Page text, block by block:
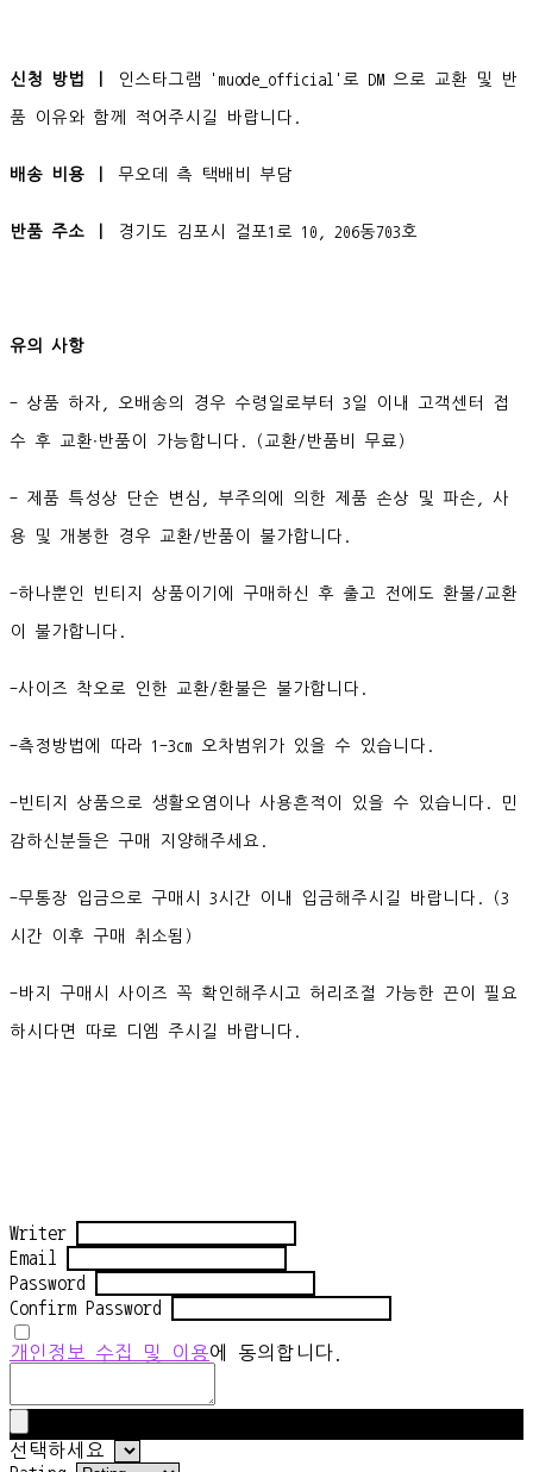
신청 방법 ㅣ 인스타그램 'muode_official'로 DM 으로 교환 및 반
품 이유와 함께 적어주시길 바랍니다.
배송 비용 ㅣ 무오데 측 택배비 부담
반품 주소 ㅣ 경기도 김포시 걸포1로 10, 206동703호
유의 사항
- 상품 하자, 오배송의 경우 수령일로부터 3일 이내 고객센터 접
수 후 교환∙반품이 가능합니다. (교환/반품비 무료)
- 제품 특성상 단순 변심, 부주의에 의한 제품 손상 및 파손, 사
용 및 개봉한 경우 교환/반품이 불가합니다.
-하나뿐인 빈티지 상품이기에 구매하신 후 출고 전에도 환불/교환
이 불가합니다.
-사이즈 착오로 인한 교환/환불은 불가합니다.
-측정방법에 따라 1-3cm 오차범위가 있을 수 있습니다.
-빈티지 상품으로 생활오염이나 사용흔적이 있을 수 있습니다. 민
감하신분들은 구매 지양해주세요.
-무통장 입금으로 구매시 3시간 이내 입금해주시길 바랍니다. (3
시간 이후 구매 취소됨)
-바지 구매시 사이즈 꼭 확인해주시고 허리조절 가능한 끈이 필요
하시다면 따로 디엠 주시길 바랍니다.
Writer
Email
Password
Confirm Password
개인정보 수집 및 이용에 동의합니다.
선택하세요